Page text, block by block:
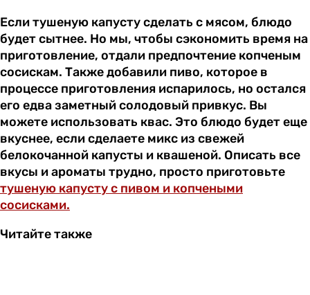
Если тушеную капусту сделать с мясом, блюдо
будет сытнее. Но мы, чтобы сэкономить время на
приготовление, отдали предпочтение копченым
сосискам. Также добавили пиво, которое в
процессе приготовления испарилось, но остался
его едва заметный солодовый привкус. Вы
можете использовать квас. Это блюдо будет еще
вкуснее, если сделаете микс из свежей
белокочанной капусты и квашеной. Описать все
вкусы и ароматы трудно, просто приготовьте
тушеную капусту с пивом и копчеными
сосисками.
Читайте также